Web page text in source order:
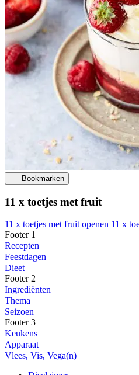
Bookmarken
11 x toetjes met fruit
11 x toetjes met fruit openen 11 x
Video: Kooktip Pompoen snijden
Eigenlijk is deze video overbodig,
Eigenwijs? (net zoals ik) dan heb je
Klikhier
Footer 1
Recepten
Feestdagen
Dieet
Footer 2
Ingrediënten
Thema
Seizoen
Footer 3
Keukens
Apparaat
Vlees, Vis, Vega(n)